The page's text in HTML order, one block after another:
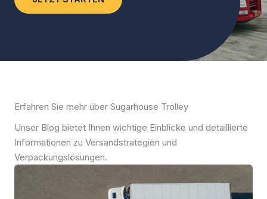
Erfahren Sie mehr über Sugarhouse Trolley
Unser Blog bietet Ihnen wichtige Einblicke und detaillierte
Informationen zu Versandstrategien und
Verpackungslösungen.